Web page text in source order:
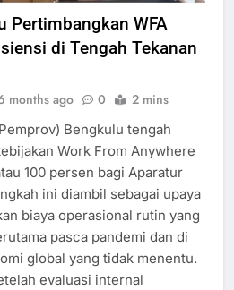
Pertimbangkan WFA
di Tengah Tekanan
months ago 0 2 mins
Bengkulu tengah
Work From Anywhere
100 persen bagi Aparatur
ini diambil sebagai upaya
biaya operasional rutin yang
pasca pandemi dan di
global yang tidak menentu.
evaluasi internal